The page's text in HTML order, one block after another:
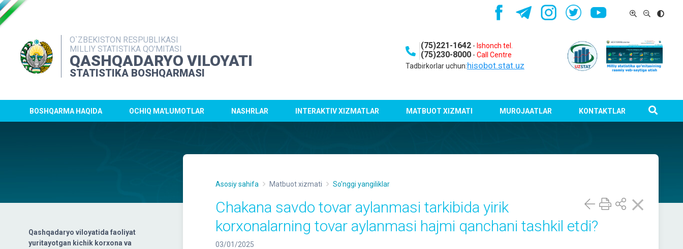
O`ZBEKISTON RESPUBLIKASI
MILLIY STATISTIKA QO'MITASI
QASHQADARYO VILOYATI
STATISTIKA BOSHQARMASI
(75)221-1642- Ishonch tel.
(75)230-8000- Call Centre
Tadbirkorlar uchun:hisobot.stat.uz
BOSHQARMA HAQIDA OCHIQ MA'LUMOTLAR NASHRLAR INTERAKTIV XIZMATLAR MATBUOT XIZMATI MUROJAATLAR KONTAKTLAR
Qashqadaryo viloyatida faoliyat
yuritayotgan kichik korxona va
Asosiy sahifa Matbuot xizmati So'nggi yangiliklar
Chakana savdo tovar aylanmasi tarkibida yirik
korxonalarning tovar aylanmasi hajmi qanchani tashkil etdi?
03/01/2025